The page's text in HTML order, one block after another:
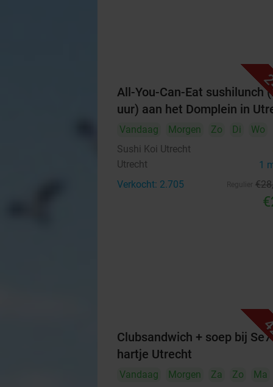
All-You-Can-Eat sushilunch
uur) aan het Domplein in
Vandaag Morgen Zo Di
Wo
Sushi Koi Utrecht
Utrecht 1
Verkocht: 2.705 €28
Clubsandwich + soep bij
hartje Utrecht
Vandaag Morgen Za Zo Ma